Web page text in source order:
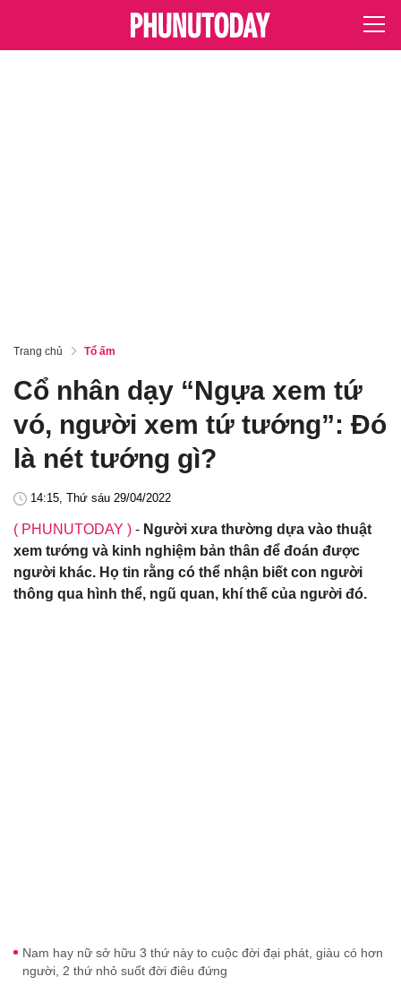
Trang chủ Tổ ấm
Cổ nhân dạy “Ngựa xem tứ
vó, người xem tứ tướng”: Đó
là nét tướng gì?
14:15, Thứ sáu 29/04/2022
( PHUNUTODAY ) - Người xưa thường dựa vào thuật
xem tướng và kinh nghiệm bản thân để đoán được
người khác. Họ tin rằng có thể nhận biết con người
thông qua hình thể, ngũ quan, khí thế của người đó.
Nam hay nữ sở hữu 3 thứ này to cuộc đời đại phát, giàu có hơn
người, 2 thứ nhỏ suốt đời điêu đứng